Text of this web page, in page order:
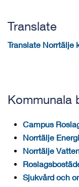
Translate
Translate Norrtälje
Kommunala
Campus
Norrtälje Energi
Norrtälje
Sjukvård och